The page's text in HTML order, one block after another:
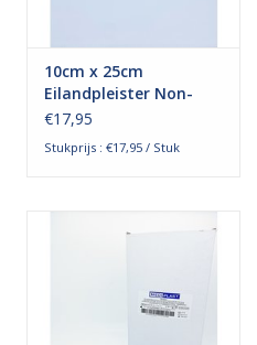
10cm x 25cm
Eilandpleister Non-
Woven
€17,95
Stukprijs : €17,95 / Stuk